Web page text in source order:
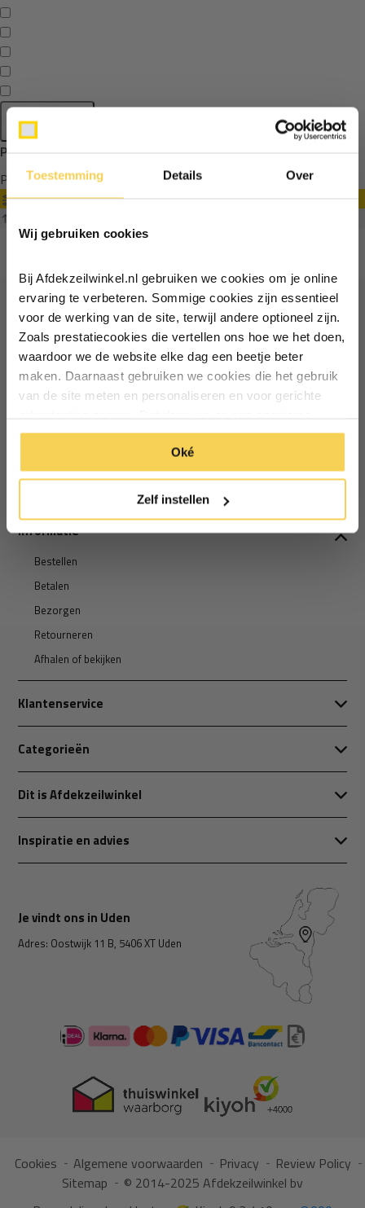
Toestemming Details Over
Wij gebruiken cookies
Bij Afdekzeilwinkel.nl gebruiken we cookies om je online
ervaring te verbeteren. Sommige cookies zijn essentieel
voor de werking van de site, terwijl andere optioneel zijn.
Zoals prestatiecookies die vertellen ons hoe we het doen,
waardoor we de website elke dag een beetje beter
maken. Daarnaast gebruiken we cookies die het gebruik
van de site meten en personaliseren en voor gerichte
manier. Klik op 'Oké' om alle cookies te accepteren. Of
klik op ‘alleen essentiele’ als je niet akkoord gaat met
cookies.
Oké
Zelf instellen
Apply filters
Producten getagd met camouflage dekzeil
Producten
Filter
Ontvang €5 korting
Schrijf je in voor de nieuwsbrief en ontvang €5 welkomstkorting!
Email
Informatie
Bestellen
Betalen
Bezorgen
Retourneren
Afhalen of bekijken
Klantenservice
Categorieën
Dit is Afdekzeilwinkel
Inspiratie en advies
Je vindt ons in Uden
Adres: Oostwijk 11 B, 5406 XT Uden
Cookies Algemene voorwaarden Privacy
Review Policy
Sitemap
© 2014-2025 Afdekzeilwinkel bv
Ontvang €5,- korting!
Schrijf je in voor de nieuwsbrief en
Vul je e-mailadres in‍⁪⁪
Particulier Zakelijk
Inschrijven
*Geldig bij minimale besteding vanaf €75